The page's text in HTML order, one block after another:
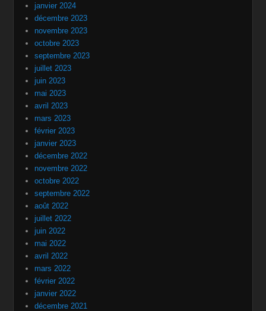
janvier 2024
décembre 2023
novembre 2023
octobre 2023
septembre 2023
juillet 2023
juin 2023
mai 2023
avril 2023
mars 2023
février 2023
janvier 2023
décembre 2022
novembre 2022
octobre 2022
septembre 2022
août 2022
juillet 2022
juin 2022
mai 2022
avril 2022
mars 2022
février 2022
janvier 2022
décembre 2021